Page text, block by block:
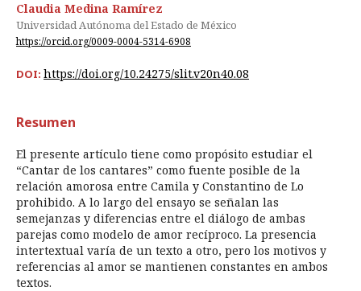
Claudia Medina Ramírez
Universidad Autónoma del Estado de México
https://orcid.org/0009-0004-5314-6908
DOI: https://doi.org/10.24275/slit.v20n40.08
Resumen
El presente artículo tiene como propósito estudiar el
“Cantar de los cantares” como fuente posible de la
relación amorosa entre Camila y Constantino de Lo
prohibido. A lo largo del ensayo se señalan las
semejanzas y diferencias entre el diálogo de ambas
parejas como modelo de amor recíproco. La presencia
intertextual varía de un texto a otro, pero los motivos y
referencias al amor se mantienen constantes en ambos
textos.